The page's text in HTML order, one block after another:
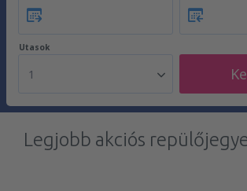
Utasok
1
Legjobb akciós